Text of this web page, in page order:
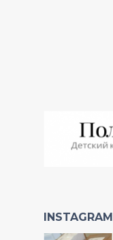
INSTAGRAM